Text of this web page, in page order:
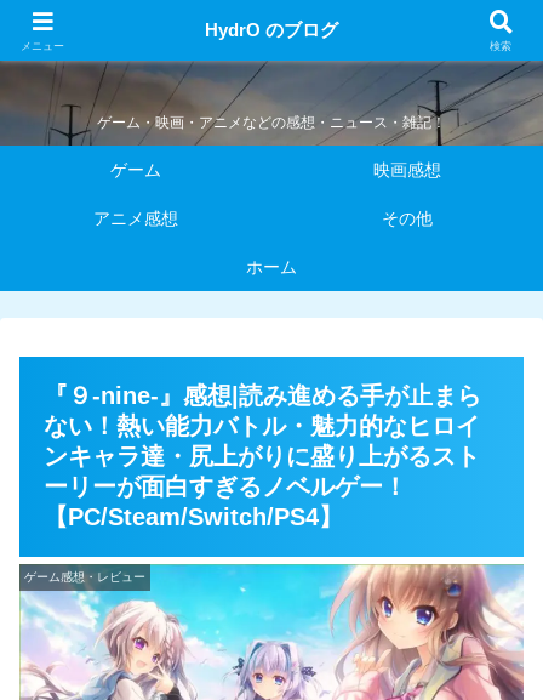
HydrO のブログ
ゲーム・映画・アニメなどの感想・ニュース・雑記！
ゲーム 映画感想
アニメ感想 その他
ホーム
『９-nine-』感想|読み進める手が止まら
ない！熱い能力バトル・魅力的なヒロイ
ンキャラ達・尻上がりに盛り上がるスト
ーリーが面白すぎるノベルゲー！
【PC/Steam/Switch/PS4】
ゲーム感想・レビュー
メニュー
HydrO のブログ
検索